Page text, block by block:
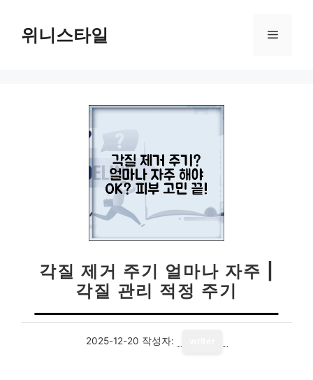
위니스타일 메
각질 제거 주기 얼마나 자주 |
각질 관리 적정 주기
2025-12-20 작성자: